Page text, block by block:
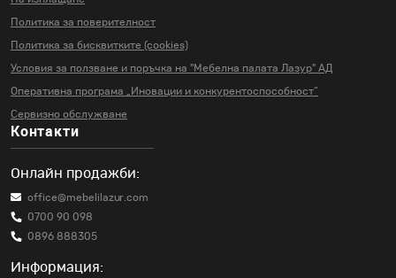
Политика за поверителност
Политика за бисквитките (cookies)
Условия за ползване и поръчка на "Мебелна палата Лазур" АД
Оперативна програма „Иновации и конкурентоспособност“
Сервизно обслужване
Контакти
Онлайн продажби:
office@mebelilazur.com
0700 90 098
0896 888305
Информация: